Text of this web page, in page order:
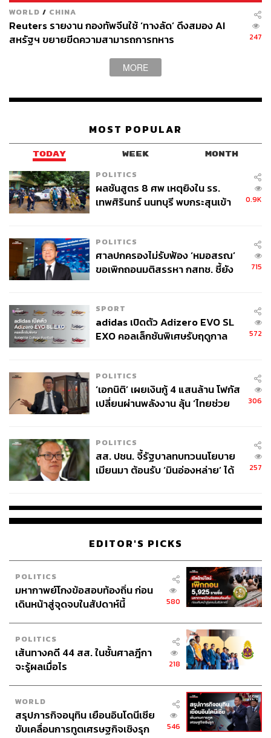
ความมั่นคง และอีกตัวอย่างหนึ่งคือ รัสเซียและสหภาพยุโรป
ได้ร่วมกันจัดตั้ง‘สภาหุ้นส่วนถาวร’ (Permanent
Partnership Council: PPC)เพื่อเป็นเวทีความร่วมมือ
ระหว่างประเทศในกรอบของแนวคิดพื้นที่ร่วมกันสี่ด้าน ไม่ว่า
จะเป็นด้านเศรษฐกิจ เสรีภาพ ความมั่นคง และความยุติธรรม
ก็ได้มีการสร้างความสัมพันธ์ส่วนตัวกับผู้นำหลายคน เช่น ซิล
นายกรัฐมนตรีเยอรมนี เป็นต้น
ถึงแม้จะกล่าวได้โดยรวมว่าช่วง 20 ปีนั้นเป็นยุคแห่งความ
ชื่นมื่น แต่ทุกอย่างก็ไม่ได้ราบรื่นไปทั้งหมดร้อยเปอร์เซนต์
เหมือนในบทละคร ในช่วงยุคนี้ได้มีบททดสอบความสัมพันธ์
เช่น สงครามยูโกสลาเวีย ที่ NATO ฝ่ายหนึ่งได้ใช้กำลังทหาร
โจมตียูโกสลาเวีย ผู้ที่รัสเซียสนับสนุน รวมไปถึงกระแสการ
2003, 2004, 2005 ตามลำดับ ที่โลกตะวันตกให้การสนับสนุน
นั้น ท่าทีของรัสเซียในยุคนี้ ถึงแม้ไม่ได้สนับสนุนแต่ก็ไม่ได้
ตอบโต้กลับ ‘พันธมิตรตะวันตก’ อย่างรุนแรงแต่อย่างใด
ระยะความสัมพันธ์ที่ไม่เป็นมิตรและเริ่มไม่ไว้เนื้อเชื่อใจกัน
(2014 ถึงปัจจุบัน)ถึงแม้รัสเซียจะไม่ได้ตอบโต้อย่างรุนแรงต่อ
ความเปลี่ยนแปลงในพื้นที่ ‘หลังบ้าน’ ของรัสเซีย อันมีที่มา
จากการสนับสนุนของโลกตะวันตกในกลุ่มประเทศอดีต
โดยตลอด ความไม่ไว้เนื้อเชื่อใจค่อยๆ ก่อตัวเพิ่มขึ้นทีละน้อย
จนกระทั่งแปรผันเป็นความหวาดระแวงที่จะระเบิดออกเป็น
ฟางเส้นสุดท้ายในเหตุการณ์เปลี่ยนแปลงทางการเมืองใน
วิกฤตการณ์ทางการเมืองยูเครนในปี 2014
เริ่มจากการที่อดีต
ผู้นำยูเครนอย่าง วิกเตอร์ ยานูโควิช ตัดสินใจเข้าร่วมข้อ
ตกลงทางเศรษฐกิจกับฝ่ายรัสเซียแทนฝ่ายสหภาพยุโรป ได้
ประท้วงและสถานการณ์ลุกลามบานปลายกลายเป็น
เหตุการณ์‘ยูโรไมดาน (Euromaidan)’และมีการใช้ความ
ตกสู่มือของพลพรรคฝ่ายขวาที่ต่อต้านการครอบงำของ
รัสเซีย และเริ่มออกนโยบายต่อต้านรัสเซียในทุกรูปแบบ เช่น
การยกเลิกภาษารัสเซียเป็นภาษาราชการ และการยกเลิกการ
ให้เช่าฐานทัพเรือที่เซวาสโตปอล ณ สาธารณรัฐปกครองตน
เองไครเมียแห่งยูเครน รวมไปถึงมีการประกาศไม่รับรอง
ความปลอดภัยชาวรัสเซียในยูเครน ยิ่งสร้างความแตกแยกใน
ประเทศยูเครนเอง เนื่องจากพลเมืองยูเครนจำนวนมากคือ
ชาวรัสเซียที่เริ่มรู้สึกเกิดความไม่ปลอดภัยจากนโยบายดัง
กล่าว โดยเฉพาะอย่างยิ่งในสาธารณรัฐปกครองตนเองไคร
เมียนั้นมีชนเชื้อสายรัสเซียเกินร้อยละ 80 รัสเซียจึงไม่อาจอยู่
นิ่งเฉยได้อีกต่อไป
WORLD / CHINA
Reuters รายงาน กองทัพจีนใช้ ‘ทางลัด’ ดึงสมอง AI
สหรัฐฯ ขยายขีดความสามารถการทหาร
247
MORE
MOST POPULAR
TODAY WEEK MONTH
POLITICS
ผลชันสูตร 8 ศพ เหตุยิงใน รร.
เทพศิรินทร์ นนทบุรี พบกระสุนเข้า
0.9K
POLITICS
ศาลปกครองไม่รับฟ้อง ‘หมอสรณ’
ขอเพิกถอนมติสรรหา กสทช. ชี้ยัง
715
SPORT
adidas เปิดตัว Adizero EVO SL
EXO คอลเล็กชันพิเศษรับฤดูกาล
572
POLITICS
‘เอกนิติ’ เผยเงินกู้ 4 แสนล้าน โฟกัส
เปลี่ยนผ่านพลังงาน ลุ้น ‘ไทยช่วย
306
POLITICS
สส. ปชน. จี้รัฐบาลทบทวนนโยบาย
เมียนมา ต้อนรับ ‘มินอ่องหล่าย’ ได้
257
EDITOR'S PICKS
POLITICS
มหากาพย์โกงข้อสอบท้องถิ่น ก่อน
เดินหน้าสู่จุดจบในสัปดาห์นี้
580
POLITICS
เส้นทางคดี 44 สส. ในชั้นศาลฎีกา
จะรู้ผลเมื่อไร
218
WORLD
สรุปภารกิจอนุทิน เยือนอินโดนีเซีย
ขับเคลื่อนการทูตเศรษฐกิจเชิงรุก
546